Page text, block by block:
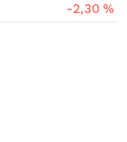
-2,30%